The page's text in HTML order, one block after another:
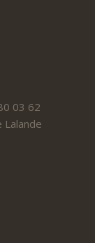
03 62
Lalande